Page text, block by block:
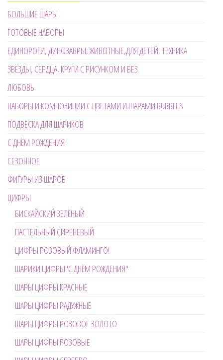
БОЛЬШИЕ ШАРЫ
ГОТОВЫЕ НАБОРЫ
ЕДИНОРОГИ, ДИНОЗАВРЫ, ЖИВОТНЫЕ,ДЛЯ ДЕТЕЙ, ТЕХНИКА
ЗВЁЗДЫ, СЕРДЦА, КРУГИ С РИСУНКОМ И БЕЗ
ЛЮБОВЬ
НАБОРЫ И КОМПОЗИЦИИ С ЦВЕТАМИ И ШАРАМИ BUBBLES
ПОДВЕСКА ДЛЯ ШАРИКОВ
С ДНЁМ РОЖДЕНИЯ
СЕЗОННОЕ
ФИГУРЫ ИЗ ШАРОВ
ЦИФРЫ
БИСКАЙСКИЙ ЗЕЛЁНЫЙ
ПАСТЕЛЬНЫЙ СИРЕНЕВЫЙ
ЦИФРЫ РОЗОВЫЙ ФЛАМИНГО!
ШАРИКИ ЦИФРЫ"С ДНЁМ РОЖДЕНИЯ"
ШАРЫ ЦИФРЫ КРАСНЫЕ
ШАРЫ ЦИФРЫ РАДУЖНЫЕ
ШАРЫ ЦИФРЫ РОЗОВОЕ ЗОЛОТО
ШАРЫ ЦИФРЫ РОЗОВЫЕ